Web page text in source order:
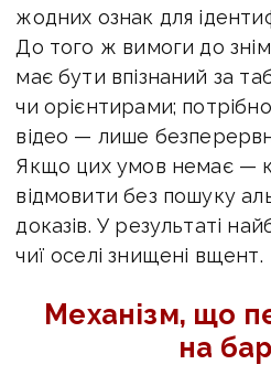
жодних ознак для
До того ж вимоги до
має бути впізнаний за
чи орієнтирами;
відео — лише
Якщо цих умов немає —
відмовити без пошуку
доказів. У результаті
чиї оселі знищені вщент.
Механізм, що
на